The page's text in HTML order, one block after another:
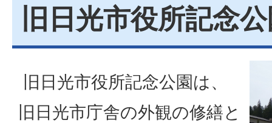
旧日光市役所記念
旧日光市役所記念公園は、
旧日光市庁舎の外観の修繕と